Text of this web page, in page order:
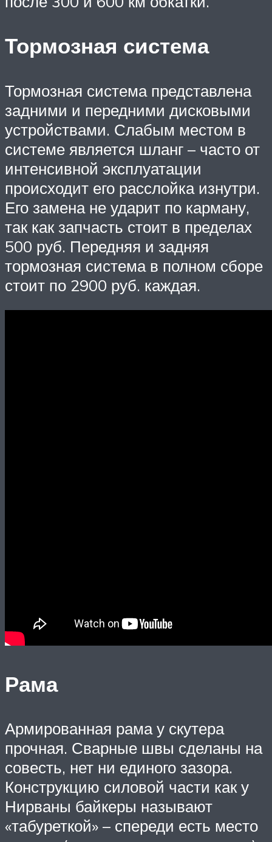
Тормозная система
Тормозная система представлена
задними и передними дисковыми
устройствами. Слабым местом в
системе является шланг – часто от
интенсивной эксплуатации
происходит его расслойка изнутри.
Его замена не ударит по карману,
так как запчасть стоит в пределах
500 руб. Передняя и задняя
тормозная система в полном сборе
стоит по 2900 руб. каждая.
Рама
Армированная рама у скутера
прочная. Сварные швы сделаны на
совесть, нет ни единого зазора.
Конструкцию силовой части как у
Нирваны байкеры называют
«табуреткой» – спереди есть место